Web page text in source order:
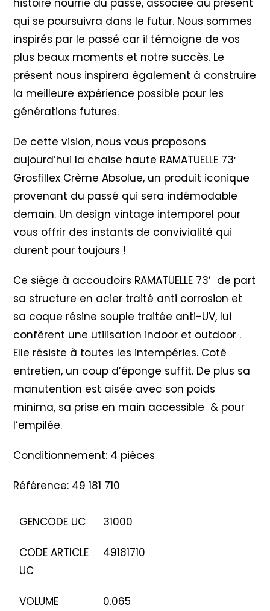
histoire nourrie du passé, associée au présent
qui se poursuivra dans le futur. Nous sommes
inspirés par le passé car il témoigne de vos
plus beaux moments et notre succès. Le
présent nous inspirera également à construire
la meilleure expérience possible pour les
générations futures.
De cette vision, nous vous proposons
aujourd’hui la chaise haute RAMATUELLE 73′
Grosfillex Crème Absolue, un produit iconique
provenant du passé qui sera indémodable
demain. Un design vintage intemporel pour
vous offrir des instants de convivialité qui
durent pour toujours !
Ce siège à accoudoirs RAMATUELLE 73’ de part
sa structure en acier traité anti corrosion et
sa coque résine souple traitée anti-UV, lui
confèrent une utilisation indoor et outdoor .
Elle résiste à toutes les intempéries. Coté
entretien, un coup d’éponge suffit. De plus sa
manutention est aisée avec son poids
minima, sa prise en main accessible & pour
l’empilée.
Conditionnement: 4 pièces
Référence: 49 181 710
GENCODE UC 31000
CODE ARTICLE
UC
49181710
VOLUME 0.065